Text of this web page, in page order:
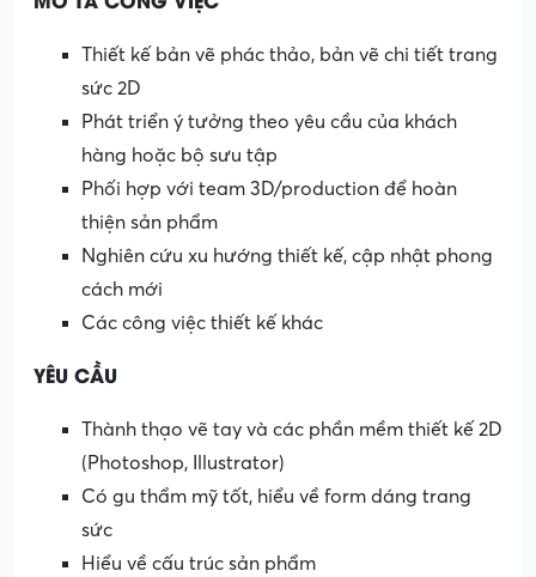
Thiết kế bản vẽ phác thảo, bản vẽ chi tiết trang
sức 2D
Phát triển ý tưởng theo yêu cầu của khách
hàng hoặc bộ sưu tập
Phối hợp với team 3D/production để hoàn
thiện sản phẩm
Nghiên cứu xu hướng thiết kế, cập nhật phong
cách mới
Các công việc thiết kế khác
YÊU CẦU
Thành thạo vẽ tay và các phần mềm thiết kế 2D
(Photoshop, Illustrator)
Có gu thẩm mỹ tốt, hiểu về form dáng trang
sức
Hiểu về cấu trúc sản phẩm